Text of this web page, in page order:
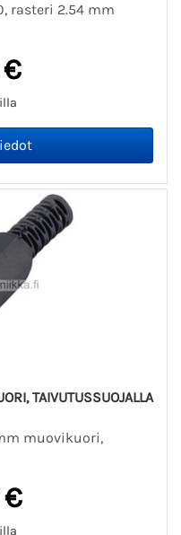
rasteri 2.54 mm
TAIVUTUSSUOJALLA
muovikuori,